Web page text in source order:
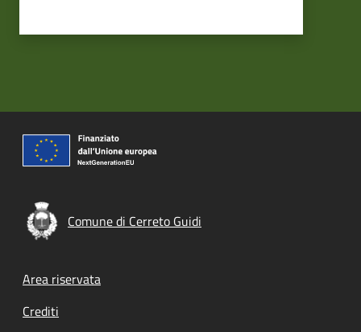
Comune di Cerreto Guidi
Footer menu
Area riservata
Crediti